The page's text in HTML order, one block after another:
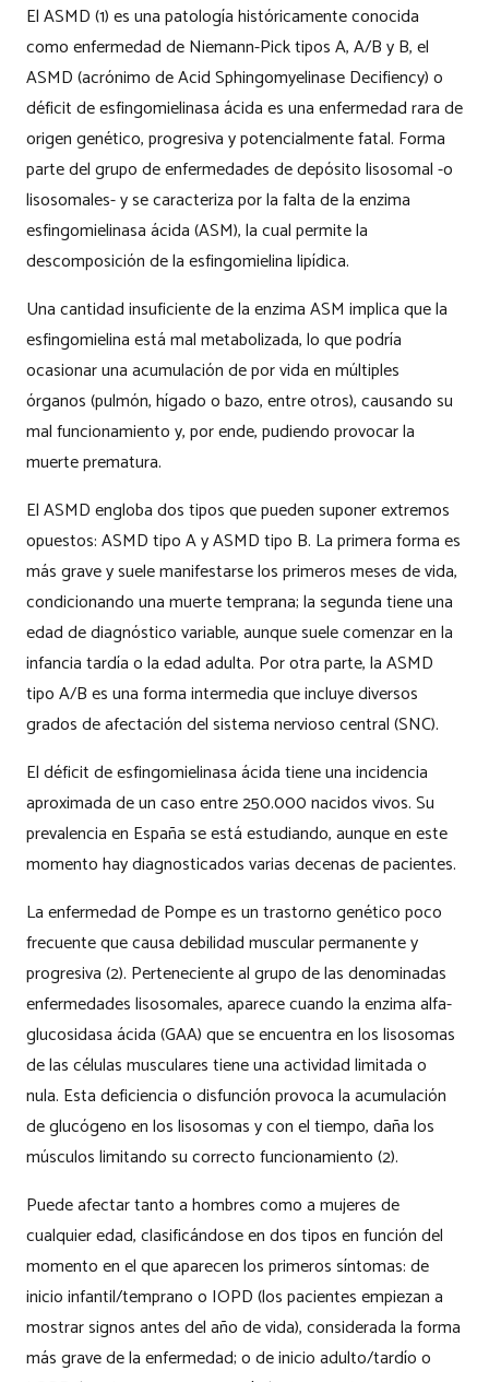
El ASMD (1) es una patología históricamente conocida
como enfermedad de Niemann-Pick tipos A, A/B y B, el
ASMD (acrónimo de Acid Sphingomyelinase Decifiency) o
déficit de esfingomielinasa ácida es una enfermedad rara de
origen genético, progresiva y potencialmente fatal. Forma
parte del grupo de enfermedades de depósito lisosomal -o
lisosomales- y se caracteriza por la falta de la enzima
esfingomielinasa ácida (ASM), la cual permite la
descomposición de la esfingomielina lipídica.
Una cantidad insuficiente de la enzima ASM implica que la
esfingomielina está mal metabolizada, lo que podría
ocasionar una acumulación de por vida en múltiples
órganos (pulmón, hígado o bazo, entre otros), causando su
mal funcionamiento y, por ende, pudiendo provocar la
muerte prematura.
El ASMD engloba dos tipos que pueden suponer extremos
opuestos: ASMD tipo A y ASMD tipo B. La primera forma es
más grave y suele manifestarse los primeros meses de vida,
condicionando una muerte temprana; la segunda tiene una
edad de diagnóstico variable, aunque suele comenzar en la
infancia tardía o la edad adulta. Por otra parte, la ASMD
tipo A/B es una forma intermedia que incluye diversos
grados de afectación del sistema nervioso central (SNC).
El déficit de esfingomielinasa ácida tiene una incidencia
aproximada de un caso entre 250.000 nacidos vivos. Su
prevalencia en España se está estudiando, aunque en este
momento hay diagnosticados varias decenas de pacientes.
La enfermedad de Pompe es un trastorno genético poco
frecuente que causa debilidad muscular permanente y
progresiva (2). Perteneciente al grupo de las denominadas
enfermedades lisosomales, aparece cuando la enzima alfa-
glucosidasa ácida (GAA) que se encuentra en los lisosomas
de las células musculares tiene una actividad limitada o
nula. Esta deficiencia o disfunción provoca la acumulación
de glucógeno en los lisosomas y con el tiempo, daña los
músculos limitando su correcto funcionamiento (2).
Puede afectar tanto a hombres como a mujeres de
cualquier edad, clasificándose en dos tipos en función del
momento en el que aparecen los primeros síntomas: de
inicio infantil/temprano o IOPD (los pacientes empiezan a
mostrar signos antes del año de vida), considerada la forma
más grave de la enfermedad; o de inicio adulto/tardío o